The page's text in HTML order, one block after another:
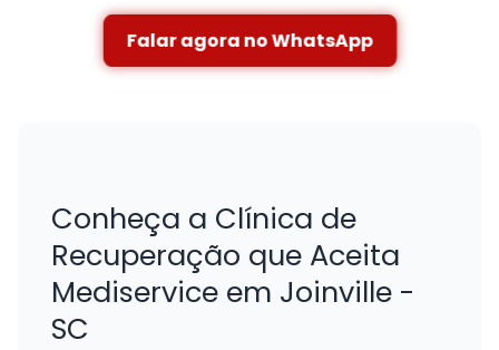
Falar agora no WhatsApp
Conheça a Clínica de
Recuperação que Aceita
Mediservice em Joinville -
SC